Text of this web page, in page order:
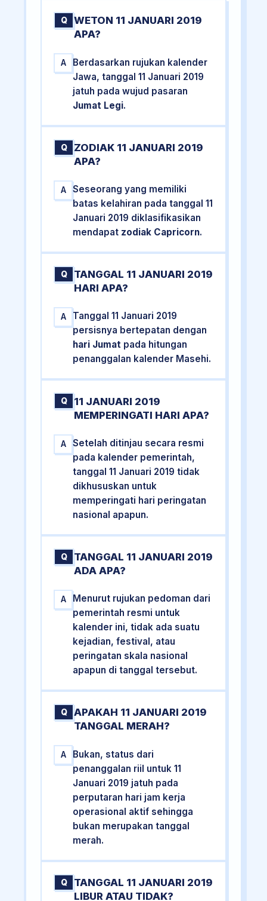
Q
WETON 11 JANUARI 2019
APA?
A
Berdasarkan rujukan kalender
Jawa, tanggal 11 Januari 2019
jatuh pada wujud pasaran
Jumat Legi.
Q
ZODIAK 11 JANUARI 2019
APA?
A
Seseorang yang memiliki
batas kelahiran pada tanggal 11
Januari 2019 diklasifikasikan
mendapat zodiak Capricorn.
Q
TANGGAL 11 JANUARI 2019
HARI APA?
A
Tanggal 11 Januari 2019
persisnya bertepatan dengan
hari Jumat pada hitungan
penanggalan kalender Masehi.
Q
11 JANUARI 2019
MEMPERINGATI HARI APA?
A
Setelah ditinjau secara resmi
pada kalender pemerintah,
tanggal 11 Januari 2019 tidak
dikhususkan untuk
memperingati hari peringatan
nasional apapun.
Q
TANGGAL 11 JANUARI 2019
ADA APA?
A
Menurut rujukan pedoman dari
pemerintah resmi untuk
kalender ini, tidak ada suatu
kejadian, festival, atau
peringatan skala nasional
apapun di tanggal tersebut.
Q
APAKAH 11 JANUARI 2019
TANGGAL MERAH?
A
Bukan, status dari
penanggalan riil untuk 11
Januari 2019 jatuh pada
perputaran hari jam kerja
operasional aktif sehingga
bukan merupakan tanggal
merah.
Q
TANGGAL 11 JANUARI 2019
LIBUR ATAU TIDAK?